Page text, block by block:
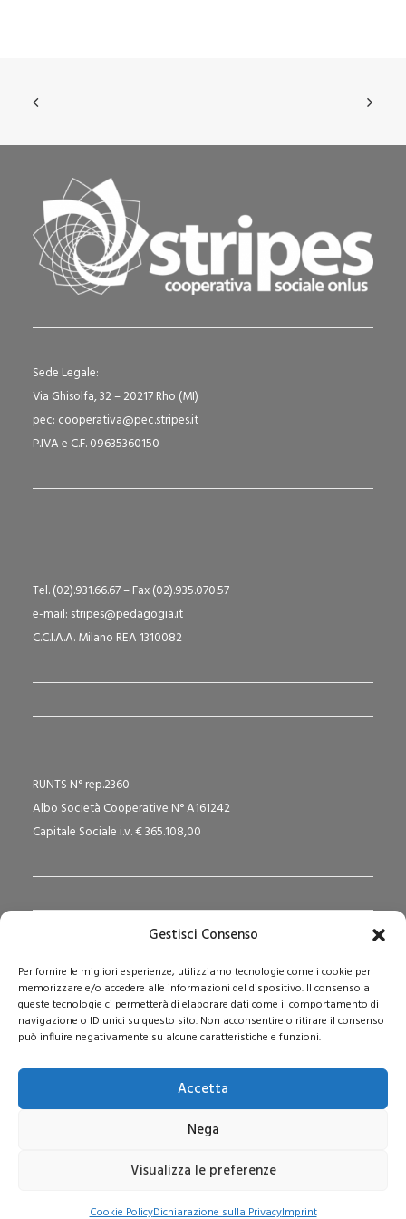
Gestisci Consenso
Per fornire le migliori esperienze, utilizziamo tecnologie come i cookie per
memorizzare e/o accedere alle informazioni del dispositivo. Il consenso a
queste tecnologie ci permetterà di elaborare dati come il comportamento di
navigazione o ID unici su questo sito. Non acconsentire o ritirare il consenso
può influire negativamente su alcune caratteristiche e funzioni.
Accetta
Nega
Visualizza le preferenze
Cookie PolicyDichiarazione sulla PrivacyImprint
Sede Legale:
Via Ghisolfa, 32 – 20217 Rho (MI)
pec: cooperativa@pec.stripes.it
P.IVA e C.F. 09635360150
Tel. (02).931.66.67 – Fax (02).935.070.57
e-mail: stripes@pedagogia.it
C.C.I.A.A. Milano REA 1310082
RUNTS N° rep.2360
Albo Società Cooperative N° A161242
Capitale Sociale i.v. € 365.108,00
Via San Domenico Savio, 6 – 20017 Rho (MI)
Reg. Tribunale: n. 187 del 29/03/97 | ISSN: 1593-2259
Web:www.pedagogia.it
© 2026 Pedagogia.it. Tutti i diritti riservati